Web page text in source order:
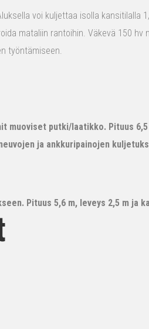
voi kuljettaa isolla
mataliin rantoihin. Väkevä 150
työntämiseen.
muoviset putki/laatikko. Pituus
ja ankkuripainojen
Pituus 5,6 m, leveys 2,5 m ja